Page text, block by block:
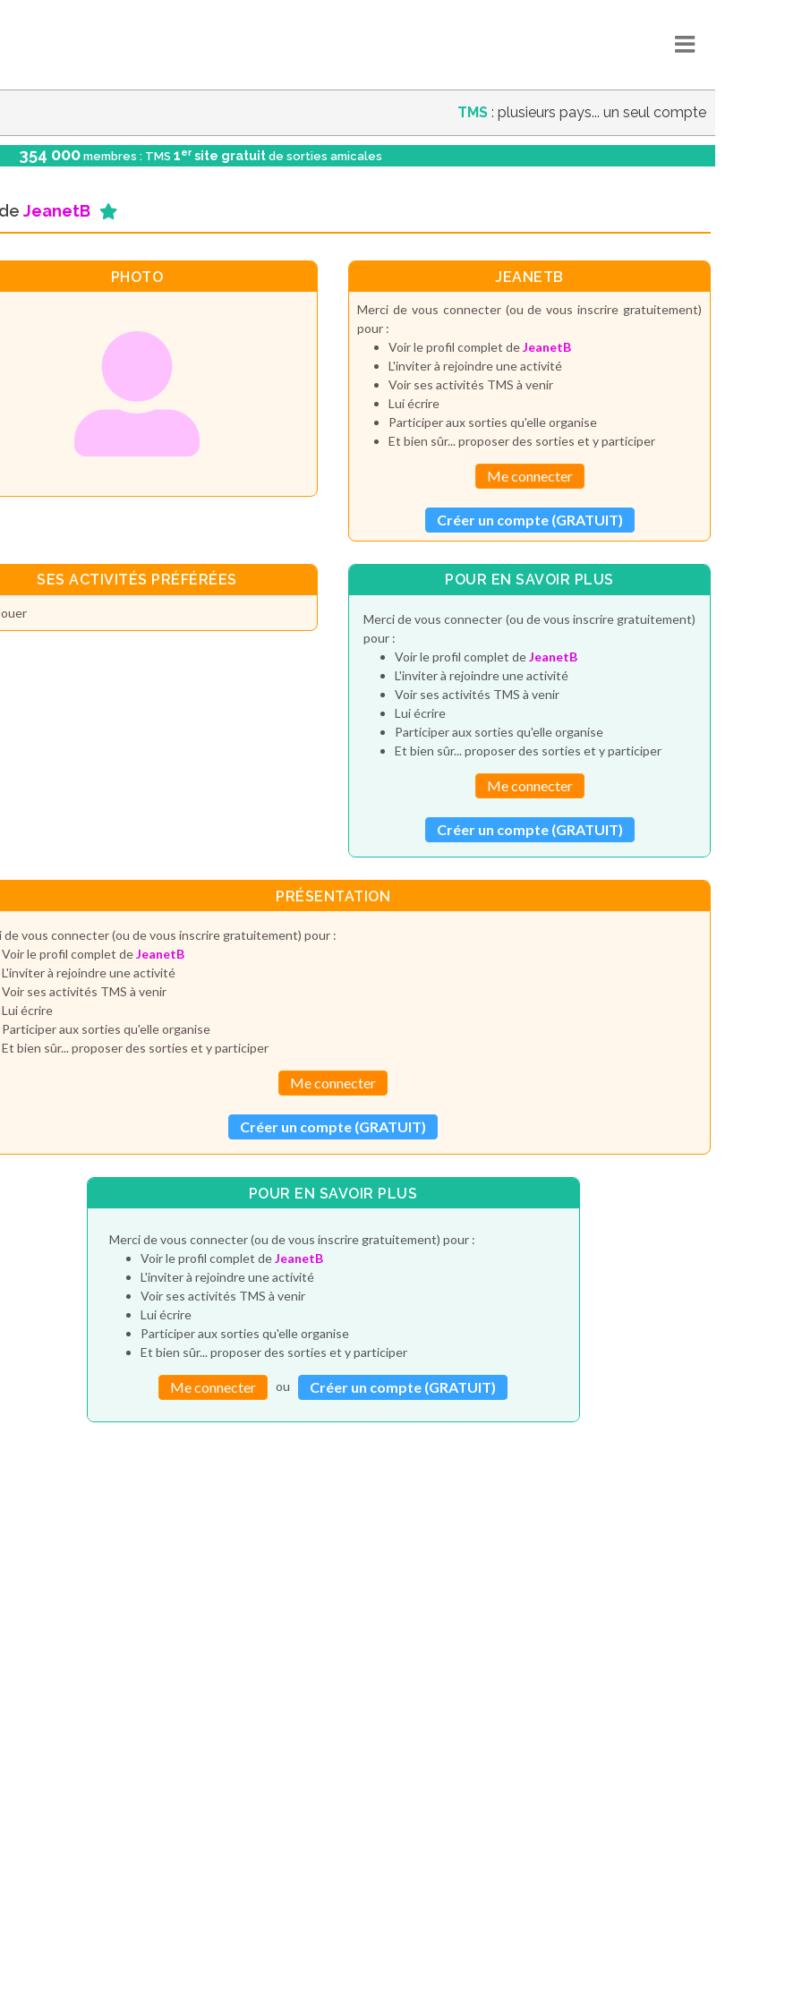
TMS : plusieurs pays... un seul compte
354 000 membres : TMS 1er site gratuit de sorties amicales
JeanetB
PHOTO JEANETB
Merci de vous connecter (ou de vous inscrire gratuitement)
pour :
Voir le profil complet deJeanetB
L'inviter à rejoindre une activité
Voir ses activités TMS à venir
Lui écrire
Participer aux sorties qu'elle organise
Et bien sûr... proposer des sorties et y participer
Me connecter
Créer un compte (GRATUIT)
SES ACTIVITÉS PRÉFÉRÉES POUR EN SAVOIR PLUS
Merci de vous connecter (ou de vous inscrire gratuitement)
pour :
Voir le profil complet deJeanetB
L'inviter à rejoindre une activité
Voir ses activités TMS à venir
Lui écrire
Participer aux sorties qu'elle organise
Et bien sûr... proposer des sorties et y participer
Me connecter
Créer un compte (GRATUIT)
PRÉSENTATION
de vous connecter (ou de vous inscrire gratuitement) pour :
Voir le profil complet deJeanetB
L'inviter à rejoindre une activité
Voir ses activités TMS à venir
Lui écrire
Participer aux sorties qu'elle organise
Et bien sûr... proposer des sorties et y participer
Me connecter
Créer un compte (GRATUIT)
POUR EN SAVOIR PLUS
Merci de vous connecter (ou de vous inscrire gratuitement) pour :
Voir le profil complet deJeanetB
L'inviter à rejoindre une activité
Voir ses activités TMS à venir
Lui écrire
Participer aux sorties qu'elle organise
Et bien sûr... proposer des sorties et y participer
Me connecter ou Créer un compte (GRATUIT)